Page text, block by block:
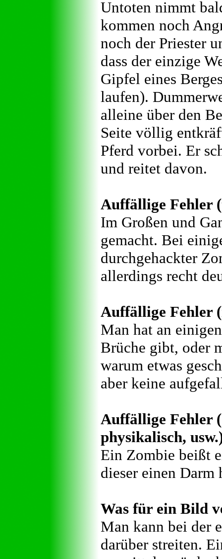
Untoten nimmt
kommen noch
noch der Priester
dass der einzige
Gipfel eines
laufen).
alleine über den
Seite völlig
Pferd vorbei. Er
und reitet davon.
Auffällige Fehler
Im Großen und
gemacht. Bei
durchgehackter
allerdings recht
Auffällige Fehler
Man hat an
Brüche gibt, oder
warum etwas
aber keine
Auffällige Fehler
physikalisch,
Ein Zombie beißt
dieser einen Darm
Was für ein Bild
Man kann bei der
darüber streiten.